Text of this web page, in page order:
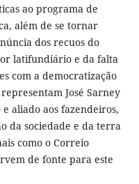
ao programa de
além de se tornar
dos recuos do
latifundiário e da falta
com a democratização
José Sarney
aliado aos fazendeiros,
da sociedade e da terra
como o Correio
de fonte para este